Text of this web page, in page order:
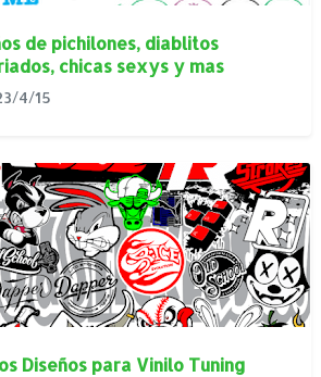
de pichilones, diablitos
chicas sexys y mas
4/15
Diseños para Vinilo Tuning